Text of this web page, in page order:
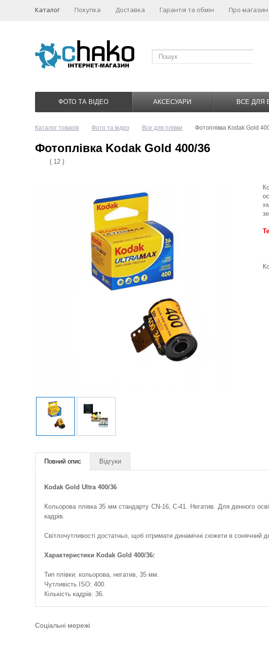
Каталог Покупка Доставка Гарантія та обмін Про магазин
ФОТО ТА ВІДЕО АКСЕСУАРИ ВСЕ ДЛЯ
Каталог товарів Фото та відео Все для плівки Фотоплівка Kodak Gold
Фотоплівка Kodak Gold 400/36
( 12 )
Повний опис Відгуки
Kodak Gold Ultra 400/36
Кольорова плівка 35 мм стандарту CN-16, C-41. Негатив. Для денного
кадрів.
Світлочутливості достатньо, щоб отримати динамічні сюжети в сонячний
Характеристики Kodak Gold 400/36:
Тип плівки: кольорова, негатив, 35 мм.
Чутливість ISO: 400.
Кількість кадрів: 36.
Соціальні мережі